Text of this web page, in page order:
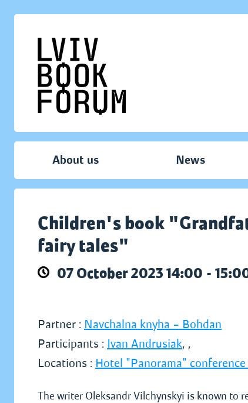
About us News
Children's book
fairy tales"
07 October 2023 14:00 -
Partner : Navchalna knyha – Bohdan
Participants : Ivan Andrusiak, ,
Locations : Hotel "Panorama"
The writer Oleksandr Vilchynskyi is known to